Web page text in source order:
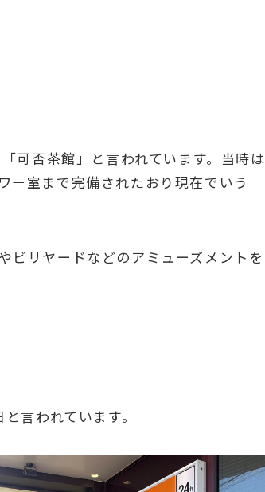
可否茶館」と言われています。当時は
ー室まで完備されたおり現在でいう
ビリヤードなどのアミューズメントを
言われています。